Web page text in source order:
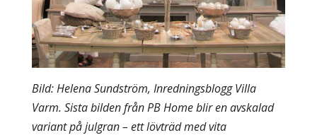
Bild: Helena Sundström, Inredningsblogg Villa
Varm. Sista bilden från PB Home blir en avskalad
variant på julgran – ett lövträd med vita